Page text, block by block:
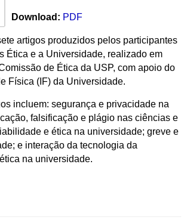
Download: PDF
artigos produzidos pelos participantes
Ética e a Universidade, realizado em
de Ética da USP, com apoio do
Física (IF) da Universidade.
incluem: segurança e privacidade na
falsificação e plágio nas ciências e
e ética na universidade; greve e
e interação da tecnologia da
na universidade.